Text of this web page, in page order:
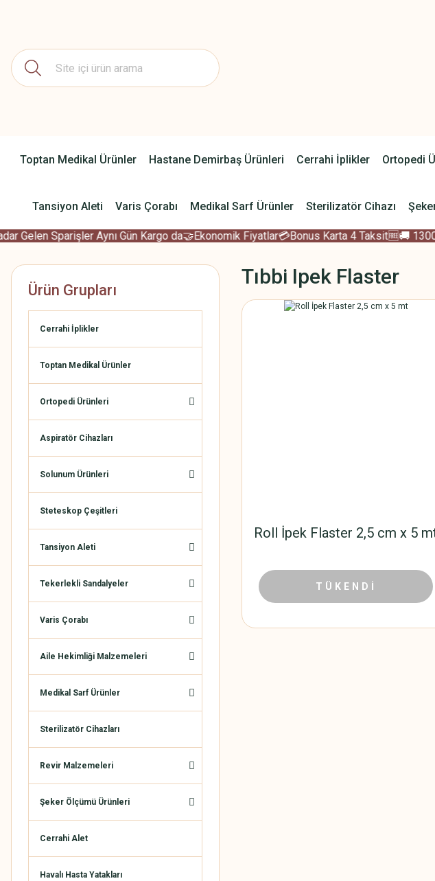
Toptan Medikal Ürünler Hastane Demirbaş Ürünleri Cerrahi İplikler Ortopedi
Tansiyon Aleti Varis Çorabı Medikal Sarf Ürünler Sterilizatör Cihazı
Gelen Sparişler Aynı Gün Kargo da🤝Ekonomik Fiyatlar💳Bonus Karta 4 Taksit🆓🚚 1300
Ürün Grupları
Cerrahi İplikler
Toptan Medikal Ürünler
Ortopedi Ürünleri
Aspiratör Cihazları
Solunum Ürünleri
Steteskop Çeşitleri
Tansiyon Aleti
Tekerlekli Sandalyeler
Varis Çorabı
Aile Hekimliği Malzemeleri
Medikal Sarf Ürünler
Sterilizatör Cihazları
Revir Malzemeleri
Şeker Ölçümü Ürünleri
Cerrahi Alet
Havalı Hasta Yatakları
Tıbbi Ipek Flaster
Roll İpek Flaster 2,5 cm x 5
121,53 TL
TÜKENDİ